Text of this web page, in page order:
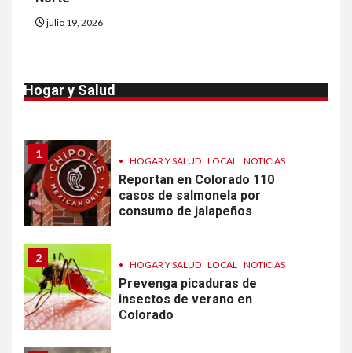
julio 19, 2026
Hogar y Salud por parásito que causa
1
• HOGAR Y SALUD LOCAL NOTICIAS
Reportan en Colorado 110
casos de salmonela por
consumo de jalapeños
2
• HOGAR Y SALUD LOCAL NOTICIAS
Prevenga picaduras de
insectos de verano en
Colorado